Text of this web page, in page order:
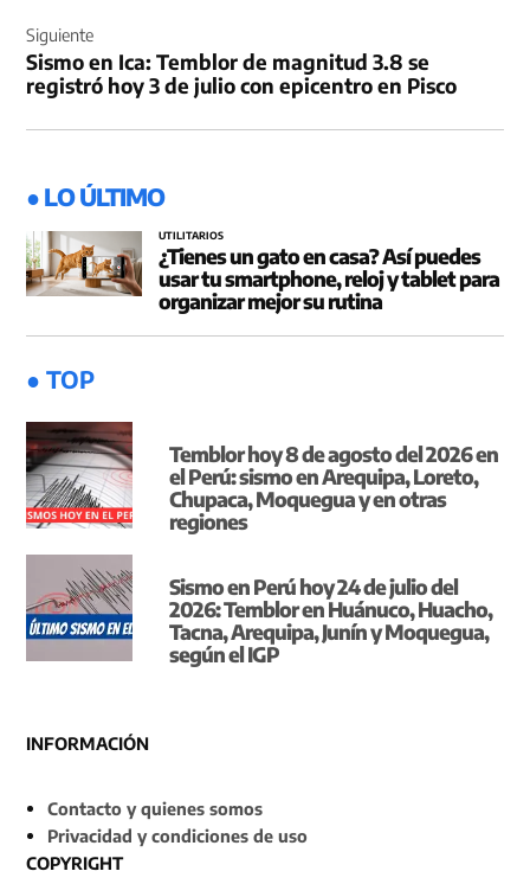
Siguiente
Sismo en Ica: Temblor de magnitud 3.8 se
registró hoy 3 de julio con epicentro en Pisco
● LO ÚLTIMO
UTILITARIOS
¿Tienes un gato en casa? Así puedes
usar tu smartphone, reloj y tablet para
organizar mejor su rutina
● TOP
Temblor hoy 8 de agosto del 2026 en
el Perú: sismo en Arequipa, Loreto,
Chupaca, Moquegua y en otras
regiones
Sismo en Perú hoy 24 de julio del
2026: Temblor en Huánuco, Huacho,
Tacna, Arequipa, Junín y Moquegua,
según el IGP
INFORMACIÓN
Contacto y quienes somos
Privacidad y condiciones de uso
COPYRIGHT